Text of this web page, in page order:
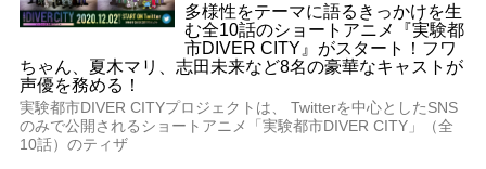
多様性をテーマに語るきっかけを生
む全10話のショートアニメ『実験都
市DIVER CITY』がスタート！フワ
ちゃん、夏木マリ、志田未来など8名の豪華なキャストが
声優を務める！
実験都市DIVER CITYプロジェクトは、 Twitterを中心としたSNS
のみで公開されるショートアニメ「実験都市DIVER CITY」（全
10話）のティザ